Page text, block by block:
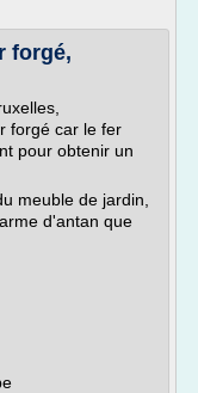
forgé,
forgé car le fer
pour obtenir un
meuble de jardin,
d'antan que